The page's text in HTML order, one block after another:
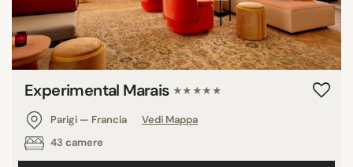
Experimental Marais ★★★★★
Parigi — Francia
Vedi Mappa
43 camere